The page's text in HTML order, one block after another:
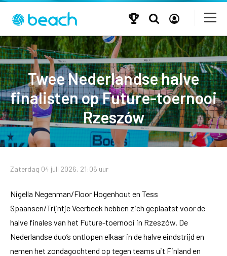
Twee Nederlandse halve
finalisten op Future-toernooi
Rzeszów
Zaterdag 04 juli 2026, 21:06 uur
Nigella Negenman/Floor Hogenhout en Tess
Spaansen/Trijntje Veerbeek hebben zich geplaatst voor de
halve finales van het Future-toernooi in Rzeszów. De
Nederlandse duo’s ontlopen elkaar in de halve eindstrijd en
nemen het zondagochtend op tegen teams uit Finland en